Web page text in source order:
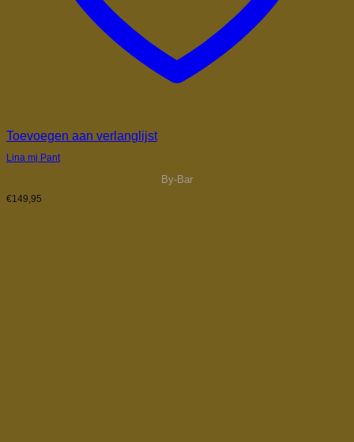
Toevoegen aan verlanglijst
Lina mj Pant
By-Bar
€149,95